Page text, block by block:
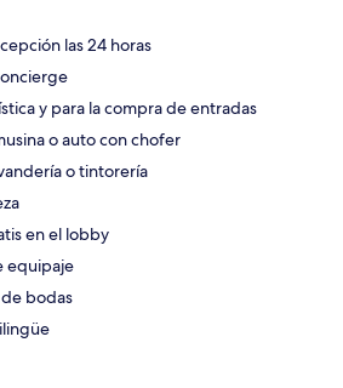
las 24 horas
y para la compra de entradas
o auto con chofer
o tintorería
en el lobby
equipaje
bodas